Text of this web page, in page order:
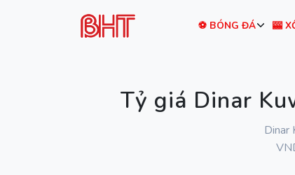
⚽ BÓNG ĐÁ 🎰
Tỷ giá Dinar
Dinar